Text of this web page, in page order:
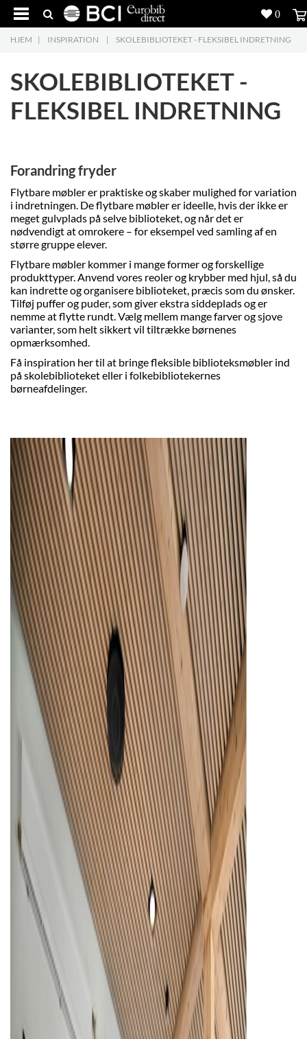
5
Produkter
Projekter
Inspiration
5
Kontakt os
HJEM | INSPIRATION | SKOLEBIBLIOTEKET - FLEKSIBEL INDRETNING
SKOLEBIBLIOTEKET -
FLEKSIBEL INDRETNING
Forandring fryder
Flytbare møbler er praktiske og skaber mulighed for variation
i indretningen. De flytbare møbler er ideelle, hvis der ikke er
meget gulvplads på selve biblioteket, og når det er
nødvendigt at omrokere – for eksempel ved samling af en
større gruppe elever.
Flytbare møbler kommer i mange former og forskellige
produkttyper. Anvend vores reoler og krybber med hjul, så du
kan indrette og organisere biblioteket, præcis som du ønsker.
Tilføj puffer og puder, som giver ekstra siddeplads og er
nemme at flytte rundt. Vælg mellem mange farver og sjove
varianter, som helt sikkert vil tiltrække børnenes
opmærksomhed.
Få inspiration her til at bringe fleksible biblioteksmøbler ind
på skolebiblioteket eller i folkebibliotekernes
børneafdelinger.
0